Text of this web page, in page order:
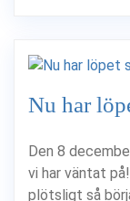
Nu har
Den 8
vi har väntat
plötsligt så